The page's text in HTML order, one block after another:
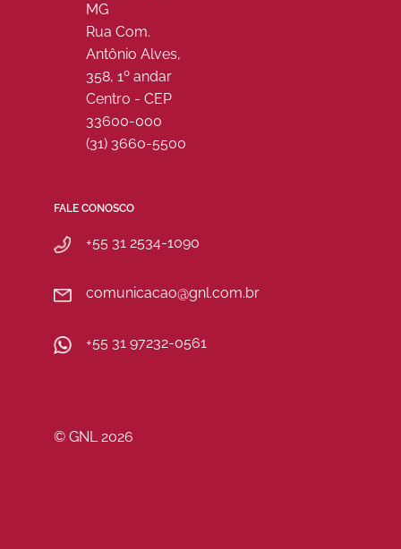
MG
Rua Com.
Antônio Alves,
358, 1º andar
Centro - CEP
33600-000
(31) 3660-5500
FALE CONOSCO
+55 31 2534-1090
comunicacao@gnl.com.br
+55 31 97232-0561
© GNL 2026